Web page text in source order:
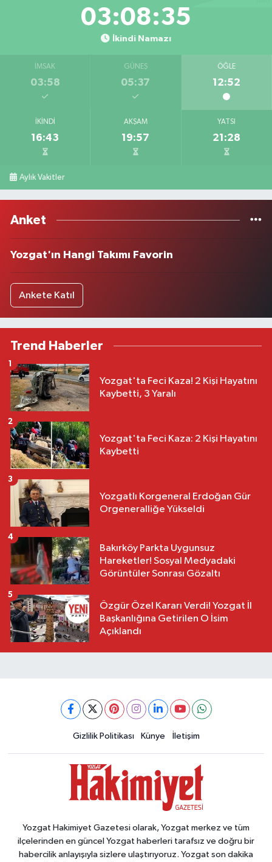
03:08:35
İkindi Namazı
İMSAK
03:58
GÜNEŞ
05:37
ÖĞLE
12:52
İKINDI
16:43
AKŞAM
19:57
YATSI
21:28
Aylık Vakitler
Anket
Yozgat'ın Hangi Takımı Favorin
Ankete Katıl
Trend Haberler
Yozgat'ta Feci Kaza! 2 Kişi Hayatını
Kaybetti, 3 Yaralı
1
Yozgat'ta Feci Kaza: 2 Kişi Hayatını
Kaybetti
2
Yozgatlı Korgeneral Erdoğan Gür
Orgeneralliğe Yükseldi
3
Bakırköy Parkta Uygunsuz
Hareketler! Sosyal Medyadaki
Görüntüler Sonrası Gözaltı
4
Özgür Özel Kararı Verdi! Yozgat İl
Başkanlığına Getirilen O İsim
Açıklandı
5
Gizlilik Politikası Künye İletişim
Yozgat Hakimiyet Gazetesi olarak, Yozgat merkez ve tüm
ilçelerinden en güncel Yozgat haberleri tarafsız ve doğru bir
habercilik anlayışıyla sizlere ulaştırıyoruz. Yozgat son dakika